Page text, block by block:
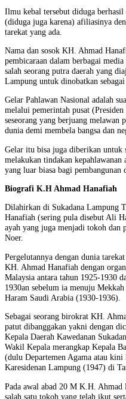
Ilmu kebal tersebut diduga berhasil
(diduga juga karena) afiliasinya
tarekat yang ada.
Nama dan sosok KH. Ahmad
pembicaraan dalam berbagai
salah seorang putra daerah yang
Lampung untuk dinobatkan
Gelar Pahlawan Nasional adalah
melalui pemerintah pusat
seseorang yang berjuang melawan
dunia demi membela bangsa dan
Gelar itu bisa juga diberikan untuk
melakukan tindakan kepahlawanan
yang luar biasa bagi pembangunan
Biografi K.H Ahmad Hanafiah
Dilahirkan di Sukadana Lampung
Hanafiah (sering pula disebut Ali
ayah yang juga menjadi tokoh
Noer.
Pergelutannya dengan dunia
KH. Ahmad Hanafiah dengan
Malaysia antara tahun 1925-1930
1930an sebelum ia menuju
Haram Saudi Arabia (1930-1936).
Sebagai seorang birokrat KH.
patut dibanggakan yakni dengan
Kepala Daerah Kawedanan
Wakil Kepala merangkap Kepala
(dulu Departemen Agama atau
Karesidenan Lampung (1947) di
Pada awal abad 20 M K.H. Ahmad
salah satu tokoh yang telah ikut